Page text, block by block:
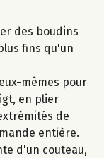
des boudins
fins qu'un
mêmes pour
en plier
de
entière.
d'un couteau,